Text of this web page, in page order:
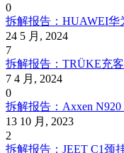
0
拆解报告：HUAWEI华
24 5 月, 2024
7
拆解报告：TRÜKE充
7 4 月, 2024
0
拆解报告：Axxen
13 10 月, 2023
2
拆解报告：JEET C1颈